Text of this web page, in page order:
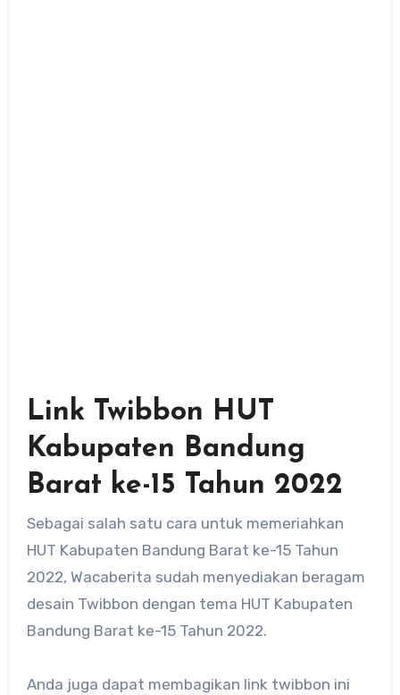
Link Twibbon HUT
Kabupaten Bandung
Barat ke-15 Tahun 2022
Sebagai salah satu cara untuk memeriahkan
HUT Kabupaten Bandung Barat ke-15 Tahun
2022, Wacaberita sudah menyediakan beragam
desain Twibbon dengan tema HUT Kabupaten
Bandung Barat ke-15 Tahun 2022.
Anda juga dapat membagikan link twibbon ini